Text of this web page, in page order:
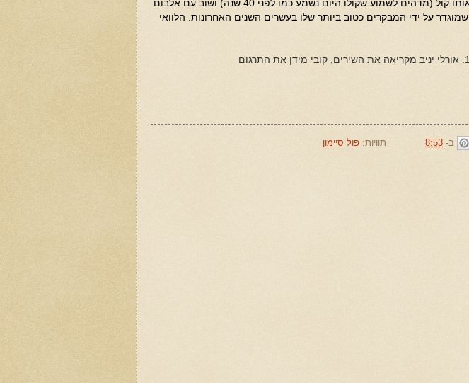
הוא מגיע אלינו שוב כשהוא בשיאו. עם אותו קול (מדהים לשמוע שקולו היום נשמע כמו לפני 40 שנה) ושוב עם אלבום
שמוגדר על ידי המבקרים כטוב ביותר שלו בעשרים השנים האחרונות. הלוואי
ב- 8:53 תוויות:פול סיימון